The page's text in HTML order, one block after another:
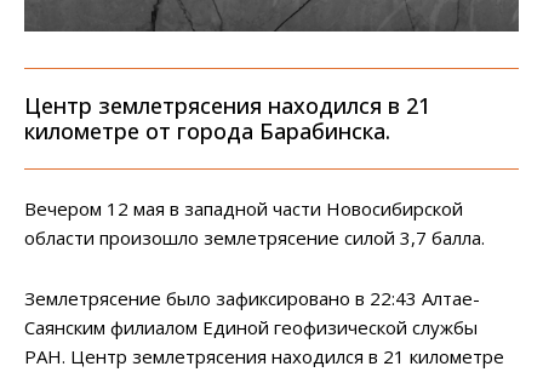
Центр землетрясения находился в 21
километре от города Барабинска.
Вечером 12 мая в западной части Новосибирской
области произошло землетрясение силой 3,7 балла.
Землетрясение было зафиксировано в 22:43 Алтае-
Саянским филиалом Единой геофизической службы
РАН. Центр землетрясения находился в 21 километре